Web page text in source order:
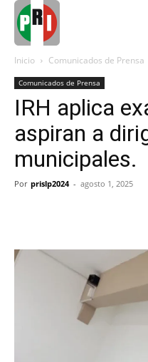
Inicio Comunicados de Prensa
Comunicados de Prensa
IRH aplica
aspiran a
municipales.
Por prislp2024 - agosto 1, 2025